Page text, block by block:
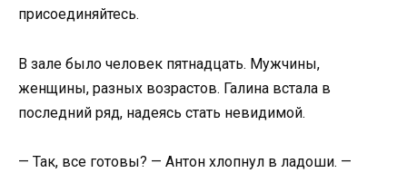
присоединяйтесь.
В зале было человек пятнадцать. Мужчины,
женщины, разных возрастов. Галина встала в
последний ряд, надеясь стать невидимой.
— Так, все готовы? — Антон хлопнул в ладоши. —